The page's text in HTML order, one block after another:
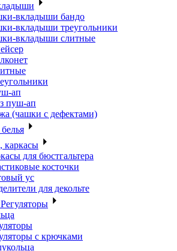
вкладыши бандо
вкладыши треугольники
вкладыши слитные
ап
пуш-ап
(чашки с дефектами)
каркасы
для бюстгальтера
косточки
ус
для декольте
с крючками